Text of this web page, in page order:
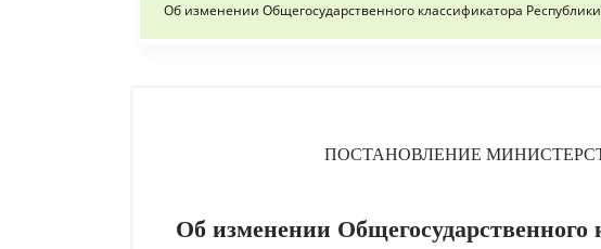
Об изменении Общегосударственного классификатора
ПОСТАНОВЛЕНИЕ
Об изменении Общегосударственного